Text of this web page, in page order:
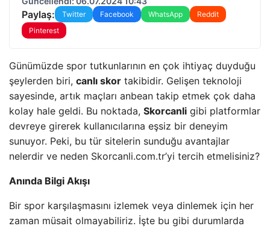
Paylaş: Twitter Facebook WhatsApp
Reddit
Pinterest
Günümüzde spor tutkunlarının en çok ihtiyaç duyduğu
şeylerden biri, canlı skor takibidir. Gelişen teknoloji
sayesinde, artık maçları anbean takip etmek çok daha
kolay hale geldi. Bu noktada, Skorcanli gibi platformlar
devreye girerek kullanıcılarına eşsiz bir deneyim
sunuyor. Peki, bu tür sitelerin sunduğu avantajlar
nelerdir ve neden Skorcanli.com.tr’yi tercih etmelisiniz?
Anında Bilgi Akışı
Bir spor karşılaşmasını izlemek veya dinlemek için her
zaman müsait olmayabiliriz. İşte bu gibi durumlarda